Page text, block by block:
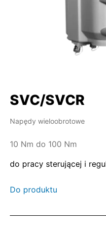
SVC/SVCR
Napędy wieloobrotowe
10 Nm do 100 Nm
do pracy sterującej i
Do produktu